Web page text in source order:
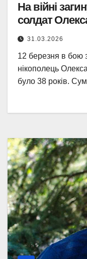
На війні
солдат
31.03.2026
12 березня в бою
нікополець
було 38 років.